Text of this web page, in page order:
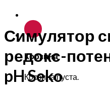
Корзина
Корзина пуста.
Симулятор
редокс-
pH Seko